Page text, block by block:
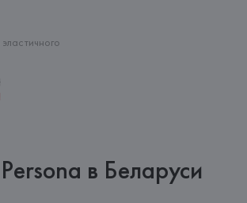
в Беларуси